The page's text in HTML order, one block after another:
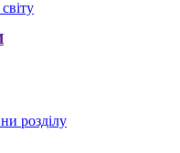
розділу